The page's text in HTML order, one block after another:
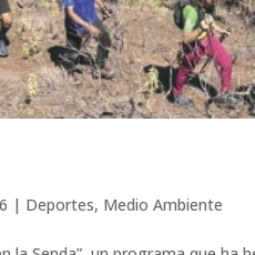
| Deportes, Medio Ambiente